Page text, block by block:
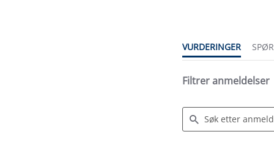
VURDERINGER
Filtrer anmeldelser